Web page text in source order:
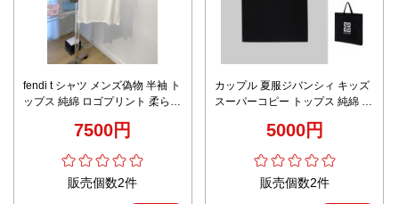
fendi t シャツ メンズ偽物 半袖 ト
ップス 純綿 ロゴプリント 柔らか
7500円
販売個数2件
カップル 夏服ジバンシィ キッズ
スーパーコピー トップス 純綿 半
用 ブラック5000円
販売個数2件